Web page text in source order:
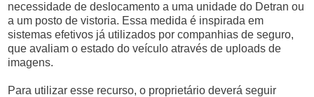
necessidade de deslocamento a uma unidade do Detran ou
a um posto de vistoria. Essa medida é inspirada em
sistemas efetivos já utilizados por companhias de seguro,
que avaliam o estado do veículo através de uploads de
imagens.
Para utilizar esse recurso, o proprietário deverá seguir